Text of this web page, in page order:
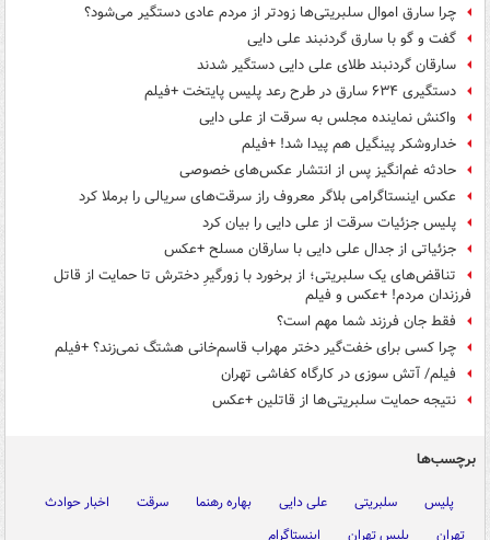
چرا سارق اموال سلبریتی‌ها زودتر از مردم عادی دستگیر می‌شود؟
گفت و گو با سارق گردنبند علی دایی
سارقان گردنبند طلای علی دایی دستگیر شدند
دستگیری ۶۳۴ سارق در طرح رعد پلیس پایتخت +فیلم
واکنش نماینده مجلس به سرقت از علی دایی
خداروشکر پینگیل هم پیدا شد! +فیلم
حادثه غم‌انگیز پس از انتشار عکس‌های خصوصی
عکس اینستاگرامی بلاگر معروف راز سرقت‌های سریالی را برملا کرد
پلیس جزئیات سرقت از علی دایی را بیان کرد
جزئیاتی از جدال علی دایی با سارقان مسلح +عکس
تناقض‌های یک سلبریتی؛ از برخورد با زورگیرِ دخترش تا حمایت از قاتل‌
فرزندان مردم! +عکس و فیلم
فقط جان فرزند شما مهم است؟
چرا کسی برای خفت‌گیر دختر مهراب قاسم‌خانی هشتگ نمی‌زند؟ +فیلم
فیلم/ آتش سوزی در کارگاه کفاشی تهران
نتیجه حمایت سلبریتی‌ها از قاتلین +عکس
برچسب‌ها
پلیس سلبریتی علی دایی بهاره رهنما سرقت
اخبار حوادث
تهران
پلیس تهران اینستاگرام